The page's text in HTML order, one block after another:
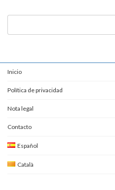
Buscar:
Inicio
Política de privacidad
Nota legal
Contacto
Español
Català